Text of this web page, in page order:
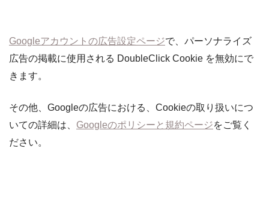
Googleアカウントの広告設定ページで、パーソナライズ
広告の掲載に使用される DoubleClick Cookie を無効にで
きます。
その他、Googleの広告における、Cookieの取り扱いにつ
いての詳細は、 Googleのポリシーと規約ページをご覧く
ださい。